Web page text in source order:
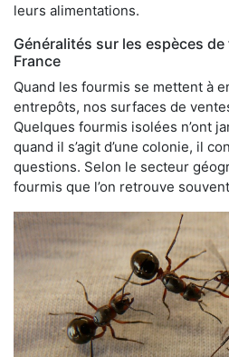
leurs alimentations.
Généralités sur les espèces
France
Quand les fourmis se mettent à
entrepôts, nos surfaces de
Quelques fourmis isolées n’ont
quand il s’agit d’une colonie, il
questions. Selon le secteur
fourmis que l’on retrouve